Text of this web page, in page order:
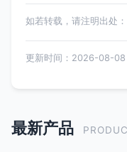
如若转载，请注明出
更新时间：2026-08-
最新产品